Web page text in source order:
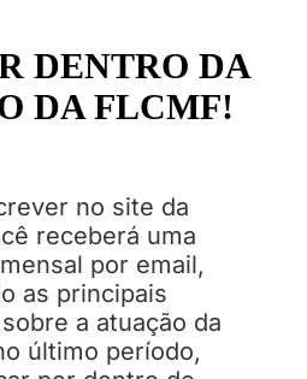
DENTRO DA
DA FLCMF!
no site da
receberá uma
por email,
as principais
a atuação da
último período,